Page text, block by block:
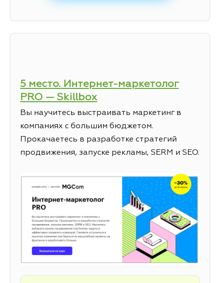
5 место. Интернет-маркетолог
PRO — Skillbox
Вы научитесь выстраивать маркетинг в
компаниях с большим бюджетом.
Прокачаетесь в разработке стратегий
продвижения, запуске рекламы, SERM и SEO.